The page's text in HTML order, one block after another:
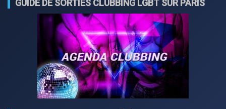
GUIDE DE SORTIES CLUBBING LGBT SUR PARIS